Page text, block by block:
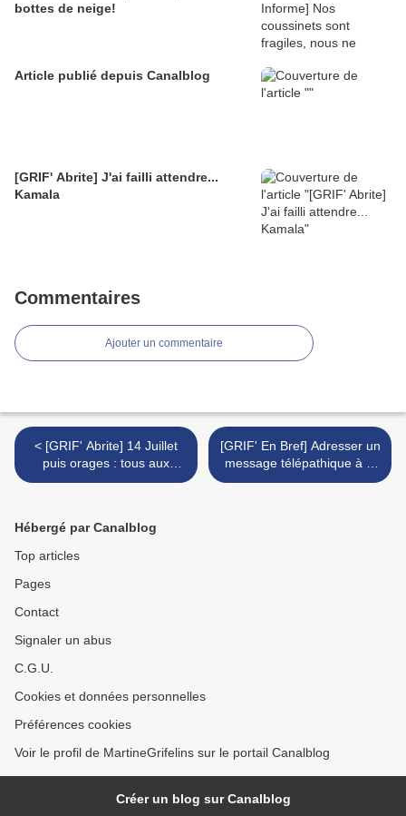
bottes de neige!
Article publié depuis Canalblog
[GRIF' Abrite] J'ai failli attendre...
Kamala
Commentaires
Ajouter un commentaire
< [GRIF' Abrite] 14 Juillet
puis orages : tous aux
abris!
[GRIF' En Bref] Adresser un
message télépathique à la
voisine : Daisy >
Hébergé par Canalblog
Top articles
Pages
Contact
Signaler un abus
C.G.U.
Cookies et données personnelles
Préférences cookies
Voir le profil de MartineGrifelins sur le portail Canalblog
Créer un blog sur Canalblog